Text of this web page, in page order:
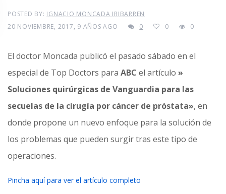
POSTED BY: IGNACIO MONCADA IRIBARREN
20 NOVIEMBRE, 2017, 9 AÑOS AGO
0 0 0
El doctor Moncada publicó el pasado sábado en el
especial de Top Doctors para ABC el artículo »
Soluciones quirúrgicas de Vanguardia para las
secuelas de la cirugía por cáncer de próstata», en
donde propone un nuevo enfoque para la solución de
los problemas que pueden surgir tras este tipo de
operaciones.
Pincha aquí para ver el artículo completo